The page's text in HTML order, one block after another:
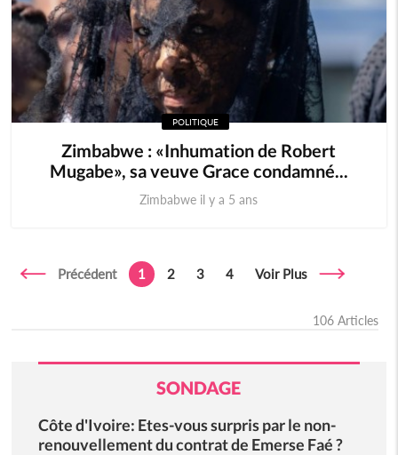
POLITIQUE
Zimbabwe : «Inhumation de Robert
Mugabe», sa veuve Grace condamné...
Zimbabwe il y a 5 ans
Précédent 1 2 3 4 Voir Plus
106 Articles
SONDAGE
Côte d'Ivoire: Etes-vous surpris par le non-
renouvellement du contrat de Emerse Faé ?